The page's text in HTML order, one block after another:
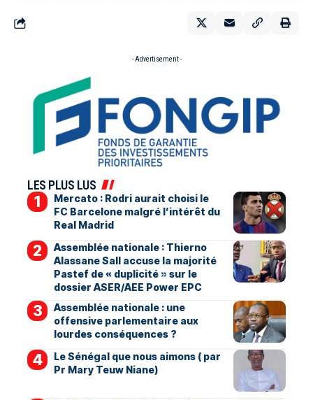
- Advertisement -
LES PLUS LUS
Mercato : Rodri aurait choisi le
FC Barcelone malgré l’intérêt du
Real Madrid
Assemblée nationale : Thierno
Alassane Sall accuse la majorité
Pastef de « duplicité » sur le
dossier ASER/AEE Power EPC
Assemblée nationale : une
offensive parlementaire aux
lourdes conséquences ?
Le Sénégal que nous aimons ( par
Pr Mary Teuw Niane)